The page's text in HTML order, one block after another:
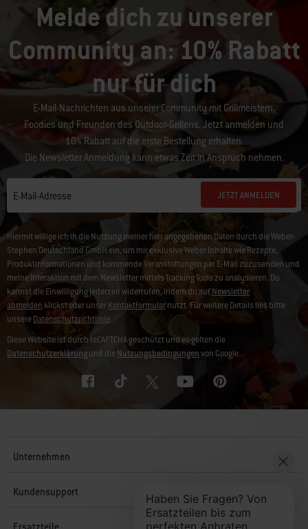
Melde dich zu unserer
Community an: 10% Rabatt
nur für dich
E-Mail-Nachrichten aus unserer Community mit Grillmeistern,
Foodies und Freunden des Outdoor-Grillens. Jetzt anmelden und
10% Rabatt auf die erste Bestellung erhalten.
Die Newsletter Anmeldung kann etwas Zeit in Anspruch nehmen.
E-Mail-Adresse JETZT ANMELDEN
Hiermit willige ich in die Nutzung meiner hier angegebenen Daten durch die Weber-
Stephen Deutschland GmbH ein, um mir exklusive Weber Inhalte wie Rezepte,
Produktinformationen und kommende Veranstaltungen per E-Mail zuzusenden und
meine Interaktion mit dem Newsletter mittels Tracking Tools zu analysieren. Du
kannst die Einwilligung jederzeit widerrufen, indem du aufNewsletter
abmelden klickst oder unserKontaktformularnutzt. Für weitere Details lies bitte
unsereDatenschutzrichtlinie.
Diese Website ist durch reCAPTCHA geschützt und es gelten die
Datenschutzerklärungund dieNutzungsbedingungenvon Google.
Unternehmen
Kundensupport